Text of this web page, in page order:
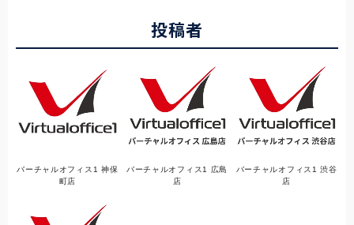
投稿者
バーチャルオフィス1 神保
町店
バーチャルオフィス1 広島
店
バーチャルオフィス1 渋谷
店